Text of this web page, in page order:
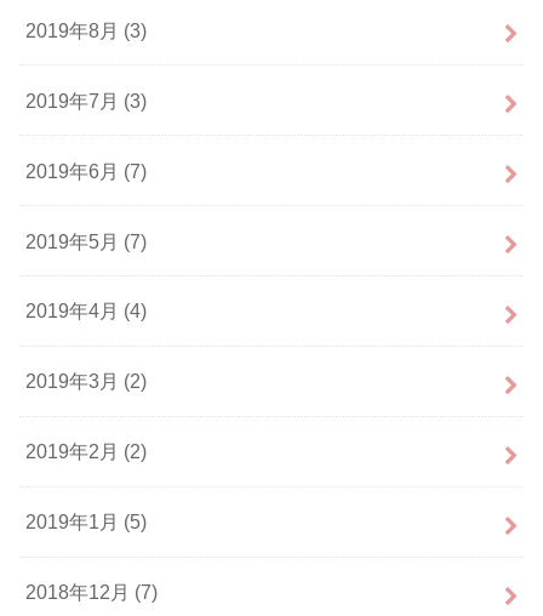
2019年8月 (3)
2019年7月 (3)
2019年6月 (7)
2019年5月 (7)
2019年4月 (4)
2019年3月 (2)
2019年2月 (2)
2019年1月 (5)
2018年12月 (7)